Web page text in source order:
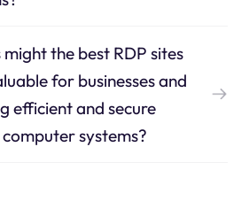
the best RDP sites
for businesses and
efficient and secure
systems?